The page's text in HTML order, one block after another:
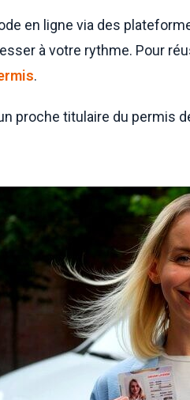
en ligne via des
à votre rythme. Pour
.
proche titulaire du permis